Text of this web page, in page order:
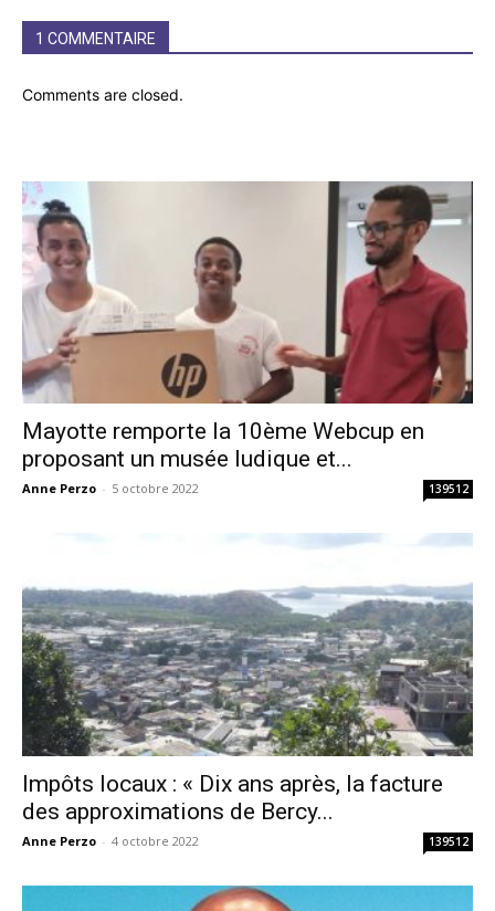
1 COMMENTAIRE
Comments are closed.
Mayotte remporte la 10ème Webcup en
proposant un musée ludique et...
Anne Perzo - 5 octobre 2022 139512
Impôts locaux : « Dix ans après, la facture
des approximations de Bercy...
Anne Perzo - 4 octobre 2022 139512